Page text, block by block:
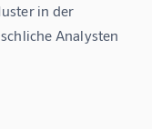
in der
Analysten